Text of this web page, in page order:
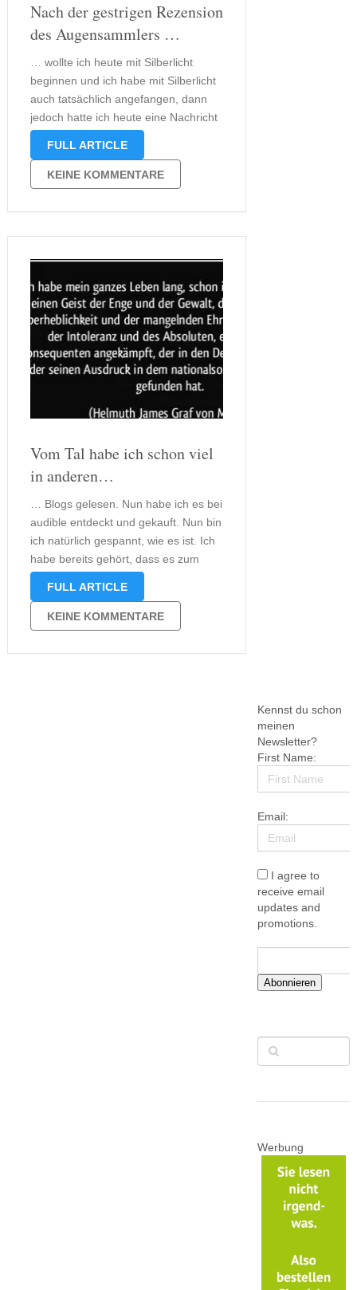
Nach der gestrigen Rezension
des Augensammlers …
… wollte ich heute mit Silberlicht
beginnen und ich habe mit Silberlicht
auch tatsächlich angefangen, dann
jedoch hatte ich heute eine Nachricht
in meinem E-Mail-Postfach über die
der ich gar nicht mehr gerechnet
habe. Vor knapp einer Woche habe …
FULL ARTICLE
KEINE KOMMENTARE
Vom Tal habe ich schon viel
in anderen…
… Blogs gelesen. Nun habe ich es bei
audible entdeckt und gekauft. Nun bin
ich natürlich gespannt, wie es ist. Ich
habe bereits gehört, dass es zum
Grace College eine ganze Reihe
bereits durchnummeriert. Gerade
habe ich auch, dass es …
FULL ARTICLE
KEINE KOMMENTARE
Kennst du schon
meinen
Newsletter?
First Name:
Email:
I agree to
receive email
updates and
promotions.
Abonnieren
Werbung